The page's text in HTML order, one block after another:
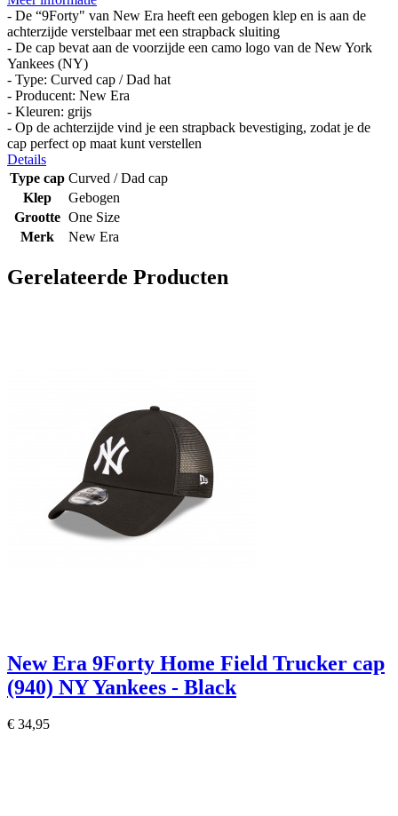
- De “9Forty" van New Era heeft een gebogen klep en is aan de
achterzijde verstelbaar met een strapback sluiting
- De cap bevat aan de voorzijde een camo logo van de New York
Yankees (NY)
- Type: Curved cap / Dad hat
- Producent: New Era
- Kleuren: grijs
- Op de achterzijde vind je een strapback bevestiging, zodat je de
cap perfect op maat kunt verstellen
Details
Type cap Curved / Dad cap
Klep
Gebogen
Grootte One Size
Merk
New Era
Gerelateerde Producten
New Era 9Forty Home Field Trucker cap
(940) NY Yankees - Black
€ 34,95